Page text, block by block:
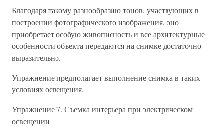
Благодаря такому разнообразию тонов, участвующих в
построении фотографического изображения, оно
приобретает особую живописность и все архитектурные
особенности объекта передаются на снимке достаточно
выразительно.
Упражнение предполагает выполнение снимка в таких
условиях освещения.
Упражнение 7. Съемка интерьера при электрическом
освещении